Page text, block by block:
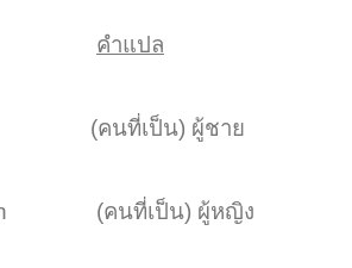
คำแปล
(คนที่เป็น) ผู้ชาย
(คนที่เป็น) ผู้หญิง